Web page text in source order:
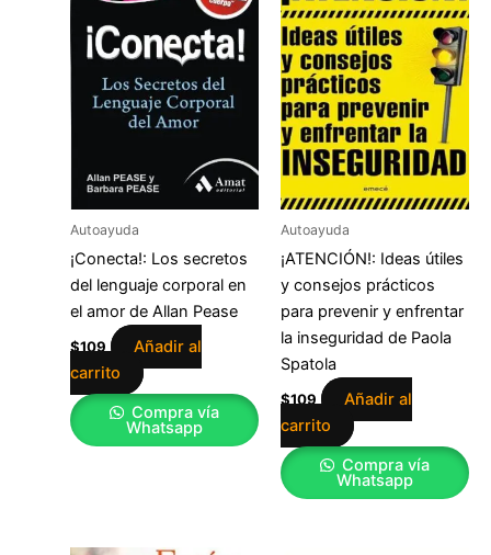
Autoayuda
¡Conecta!: Los secretos
del lenguaje corporal en
el amor de Allan Pease
$109
Añadir al
carrito
Compra vía
Whatsapp
Autoayuda
¡ATENCIÓN!: Ideas útiles
y consejos prácticos
para prevenir y enfrentar
la inseguridad de Paola
Spatola
$109
Añadir al
carrito
Compra vía
Whatsapp